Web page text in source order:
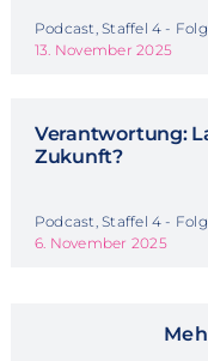
Podcast, Staffel 4 -
13. November 2025
Verantwortung:
Zukunft?
Podcast, Staffel 4 -
6. November 2025